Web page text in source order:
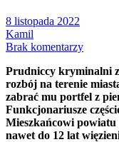
8 listopada 2022
Kamil
Brak komentarzy
Prudniccy kryminalni
rozbój na terenie
zabrać mu portfel z
Funkcjonariusze
Mieszkańcowi
nawet do 12 lat